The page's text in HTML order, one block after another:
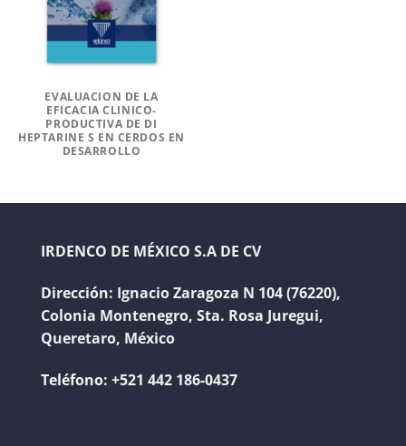
EVALUACION DE LA
EFICACIA CLINICO-
PRODUCTIVA DE DI
HEPTARINE S EN CERDOS EN
DESARROLLO
IRDENCO DE MÉXICO S.A DE CV
Dirección: Ignacio Zaragoza N 104 (76220),
Colonia Montenegro, Sta. Rosa Juregui,
Queretaro, México
Teléfono: +521 442 186-0437